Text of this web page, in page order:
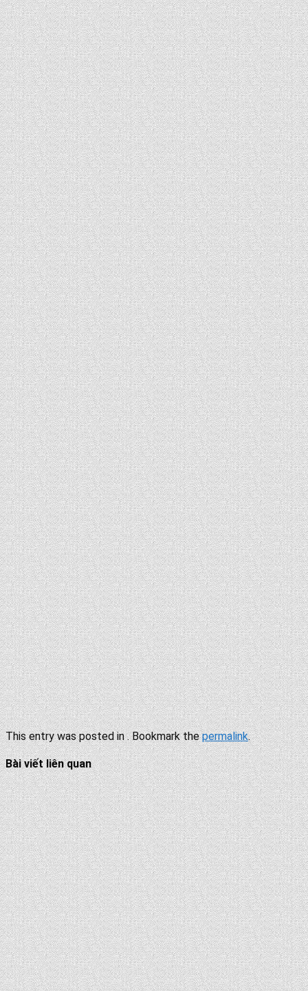
This entry was posted in . Bookmark thepermalink.
Bài viết liên quan